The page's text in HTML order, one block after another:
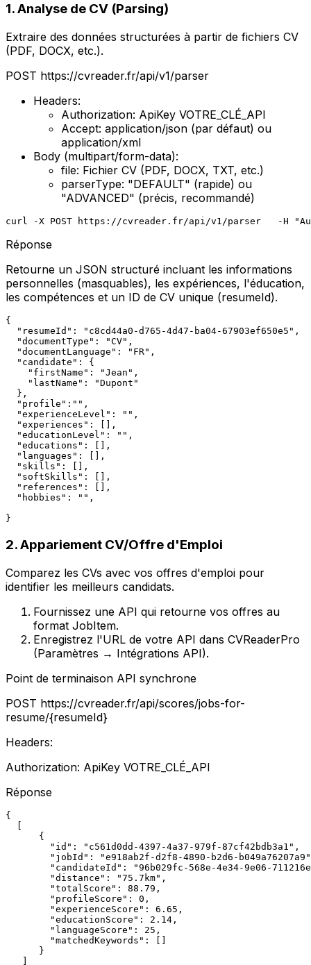
1. Analyse de CV (Parsing)
Extraire des données structurées à partir de fichiers CV
(PDF, DOCX, etc.).
POST https://cvreader.fr/api/v1/parser
Headers:
Authorization: ApiKey VOTRE_CLÉ_API
Accept: application/json (par défaut) ou
application/xml
Body (multipart/form-data):
file: Fichier CV (PDF, DOCX, TXT, etc.)
parserType: "DEFAULT" (rapide) ou
"ADVANCED" (précis, recommandé)
curl -X POST https://cvreader.fr/api/v1/parser   -H
Réponse
Retourne un JSON structuré incluant les informations
personnelles (masquables), les expériences, l'éducation,
les compétences et un ID de CV unique (resumeId).
{
  "resumeId": "c8cd44a0-d765-4d47-ba04-67903ef650e5",
  "documentType": "CV",
  "documentLanguage": "FR",
  "candidate": {
    "firstName": "Jean",
    "lastName": "Dupont"
  },
  "profile":"",
  "experienceLevel": "",
  "experiences": [],
  "educationLevel": "",
  "educations": [],
  "languages": [],
  "skills": [],
  "softSkills": [],
  "references": [],
  "hobbies": "",
}
2. Appariement CV/Offre d'Emploi
Comparez les CVs avec vos offres d'emploi pour
identifier les meilleurs candidats.
Fournissez une API qui retourne vos offres au
format JobItem.
Enregistrez l'URL de votre API dans CVReaderPro
(Paramètres → Intégrations API).
Point de terminaison API synchrone
POST https://cvreader.fr/api/scores/jobs-for-
resume/{resumeId}
Headers:
Authorization: ApiKey VOTRE_CLÉ_API
Réponse
{
  [
      {
        "id": "c561d0dd-4397-4a37-979f-87cf42bdb3a1",
"jobId": "e918ab2f-d2f8-4890-b2d6-
"candidateId": "96b029fc-568e-4e34-9e06-
        "distance": "75.7km",
        "totalScore": 88.79,
        "profileScore": 0,
        "experienceScore": 6.65,
        "educationScore": 2.14,
        "languageScore": 25,
        "matchedKeywords": []
      }
   ]